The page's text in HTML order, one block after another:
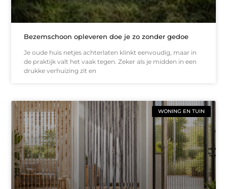
Bezemschoon opleveren doe je zo zonder gedoe
Je oude huis netjes achterlaten klinkt eenvoudig, maar in
de praktijk valt het vaak tegen. Zeker als je midden in een
drukke verhuizing zit en
WONING EN TUIN